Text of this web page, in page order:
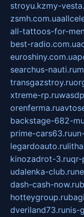
stroyu.kzmy-
zsmh.com.ua
all-tattoos-for-
best-radio.com.ua
euroshiny.com.ua
searchus-nauti.ru
transgazstroy.ru
xtreme-rp.ru
orenferma.ru
backstage-682-
prime-cars63.ru
legardoauto.ru
kinozadrot-3.ruqr-
udalenka-club.ru
dash-cash-now.ru
hotteygroup.ru
dveriland73.runis-